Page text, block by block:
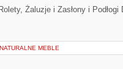
Żaluzje i Zasłony i Podłogi
MEBLE